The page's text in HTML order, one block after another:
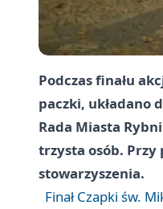
Podczas finału
paczki, układano
Rada Miasta
trzysta osób. Przy
stowarzyszenia.
Finał Czapki św.